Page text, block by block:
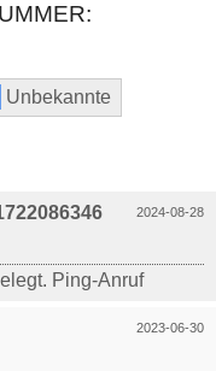
Unbekannte
2024-08-28
Ping-Anruf
2023-06-30